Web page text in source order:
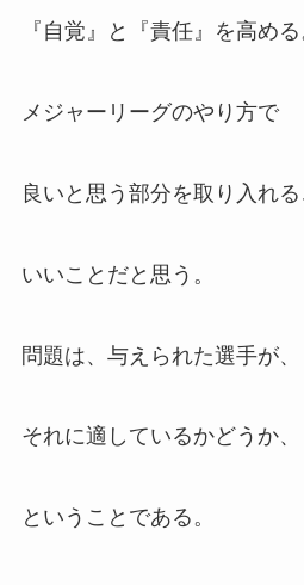
『自覚』と『責任』を高める
メジャーリーグのやり方で
良いと思う部分を取り入れる
いいことだと思う。
問題は、与えられた選手が、
それに適しているかどうか、
ということである。